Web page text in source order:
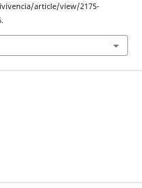
article/view/2175-